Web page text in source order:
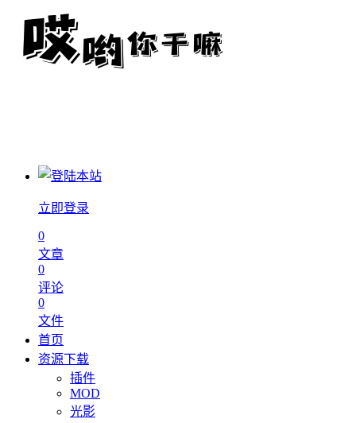
立即登录
0
文章
0
评论
0
文件
首页
资源下载
插件
MOD
光影